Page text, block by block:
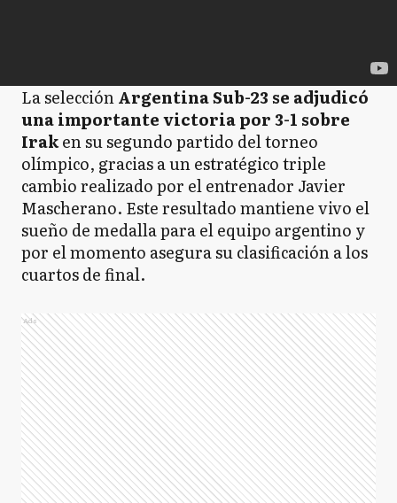
La selecciónArgentina Sub-23 se adjudicó
una importante victoria por 3-1 sobre
Iraken su segundo partido del torneo
olímpico, gracias a un estratégico triple
cambio realizado por el entrenador Javier
Mascherano. Este resultado mantiene vivo el
sueño de medalla para el equipo argentino y
por el momento asegura su clasificación a los
cuartos de final.
Ads